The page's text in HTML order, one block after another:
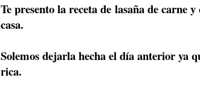
Te presento la receta de lasaña de carne y
casa.
Solemos dejarla hecha el día anterior ya
rica.